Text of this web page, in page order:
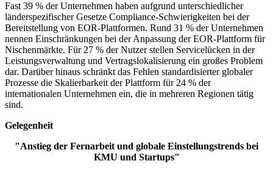
Fast 39 % der Unternehmen haben aufgrund unterschiedlicher
länderspezifischer Gesetze Compliance-Schwierigkeiten bei der
Bereitstellung von EOR-Plattformen. Rund 31 % der Unternehmen
nennen Einschränkungen bei der Anpassung der EOR-Plattform für
Nischenmärkte. Für 27 % der Nutzer stellen Servicelücken in der
Leistungsverwaltung und Vertragslokalisierung ein großes Problem
dar. Darüber hinaus schränkt das Fehlen standardisierter globaler
Prozesse die Skalierbarkeit der Plattform für 24 % der
internationalen Unternehmen ein, die in mehreren Regionen tätig
sind.
Gelegenheit
"Anstieg der Fernarbeit und globale Einstellungstrends bei
KMU und Startups"